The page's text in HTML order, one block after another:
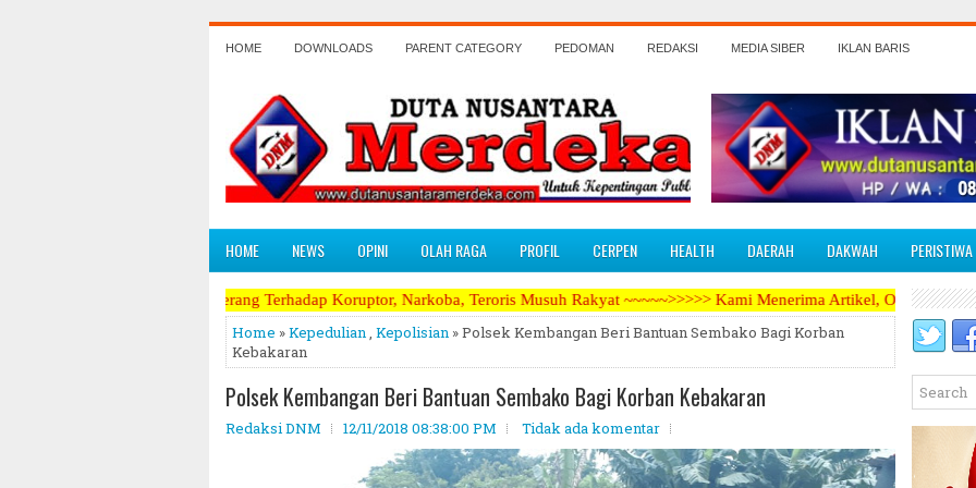
HOME DOWNLOADS PARENT CATEGORY PEDOMAN REDAKSI MEDIA SIBER IKLAN BARIS
HOME NEWS OPINI OLAH RAGA PROFIL CERPEN HEALTH DAERAH DAKWAH PERISTIWA
dan Perang Terhadap Koruptor, Narkoba, Teroris Musuh Rakyat ~~~~~>>>>> Kami Menerima Artikel, Opini, Berita Kegiatan, Iklan
Home »Kepedulian, Kepolisian » Polsek Kembangan Beri Bantuan Sembako Bagi Korban
Kebakaran
Polsek Kembangan Beri Bantuan Sembako Bagi Korban Kebakaran
Redaksi DNM 12/11/2018 08:38:00 PM Tidak ada komentar